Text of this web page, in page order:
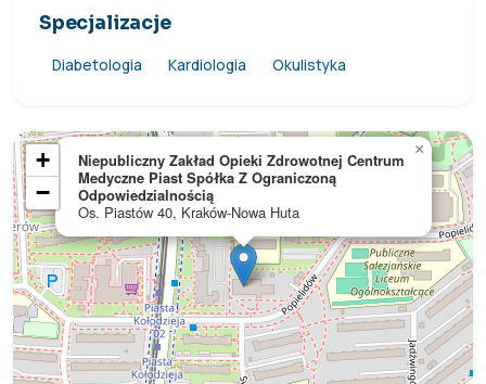
Specjalizacje
Diabetologia Kardiologia Okulistyka
Niepubliczny Zakład Opieki Zdrowotnej Centrum
Medyczne Piast Spółka Z Ograniczoną
Odpowiedzialnością
Os. Piastów 40, Kraków-Nowa Huta
×
+
−